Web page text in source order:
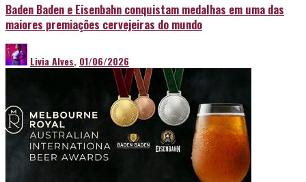
Baden Baden e Eisenbahn conquistam medalhas em uma das
maiores premiações cervejeiras do mundo
Livia Alves, 01/06/2026